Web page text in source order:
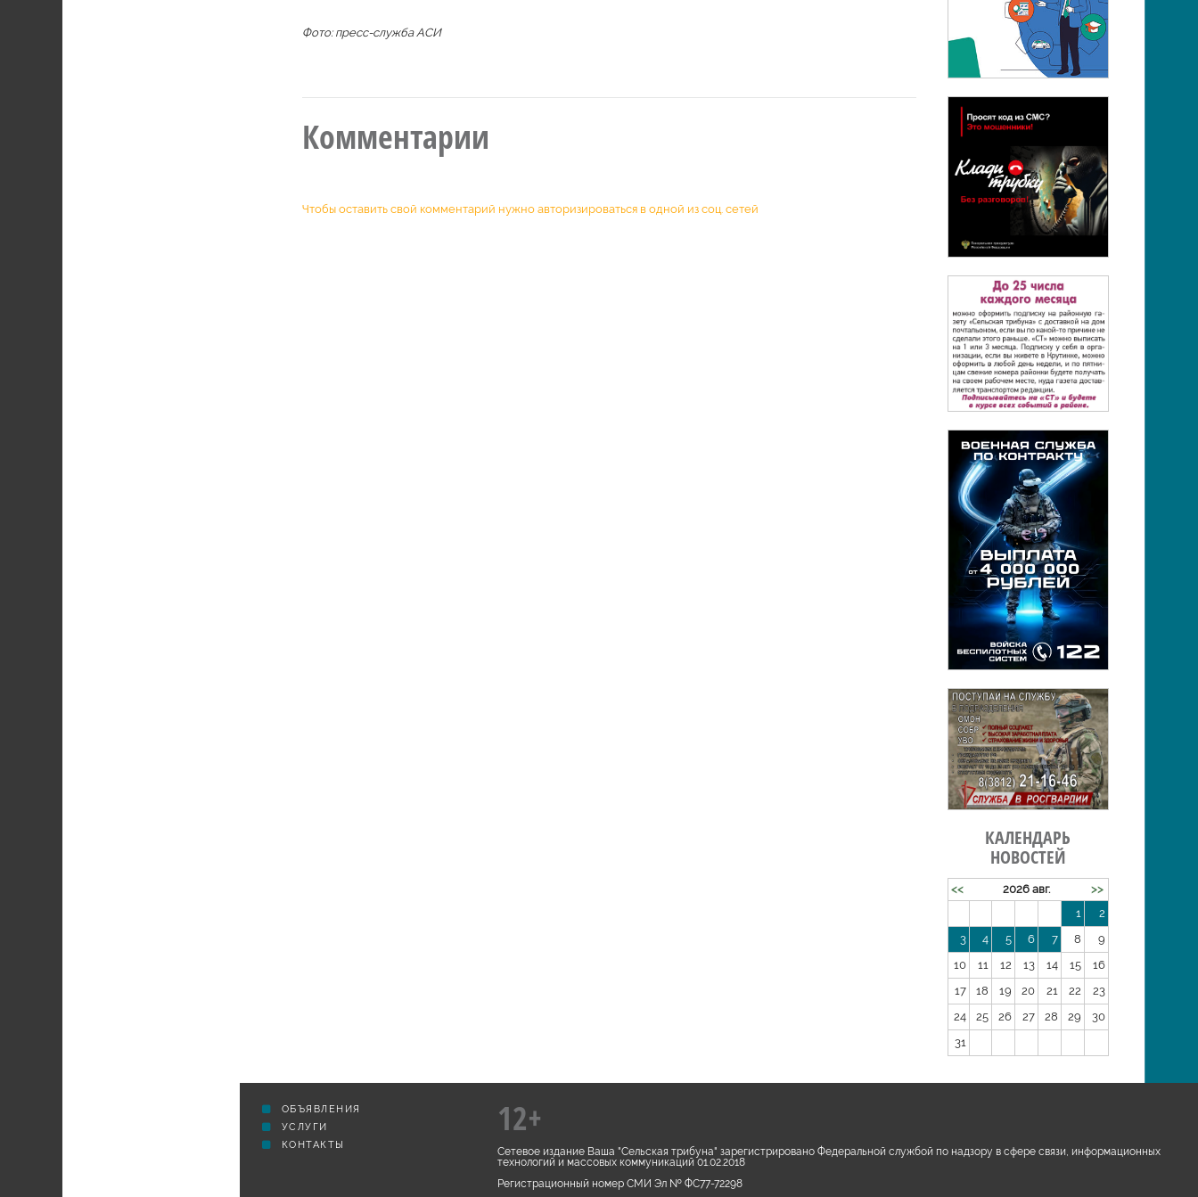
Фото: пресс-служба АСИ
Комментарии
Чтобы оставить свой комментарий нужно авторизироваться в одной из соц. сетей
КАЛЕНДАРЬ
НОВОСТЕЙ
<< 2026 авг.
>>
1
2
3
4 5 6 7 8
9
10
11 12 13 14 15
16
17
18 19 20 21 22
23
24
25 26 27 28 29
30
31
ОБЪЯВЛЕНИЯ
УСЛУГИ
КОНТАКТЫ
12+
Сетевое издание Ваша "Сельская трибуна" зарегистрировано Федеральной службой по надзору в сфере связи, информационных
технологий и массовых коммуникаций 01.02.2018
Регистрационный номер СМИ Эл № ФС77-72298